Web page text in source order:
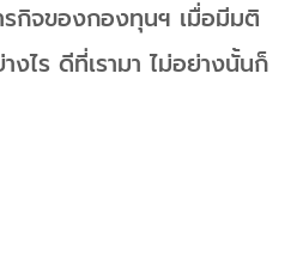
กิจของกองทุนฯ เมื่อมีมติ
ไร ดีที่เรามา ไม่อย่างนั้นก็